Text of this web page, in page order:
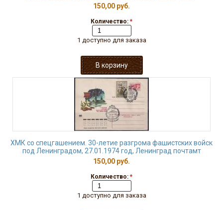
150,00 руб.
Количество: *
1 доступно для заказа
ХМК со спецгашением. 30-летие разгрома фашистских войск
под Ленинградом, 27.01.1974 год, Ленинград почтамт
150,00 руб.
Количество: *
1 доступно для заказа